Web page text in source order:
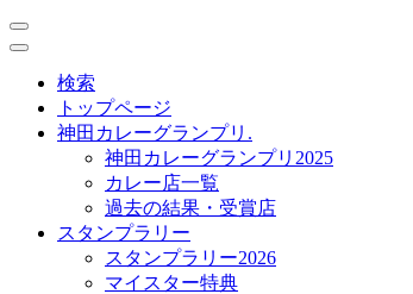
toggle
navigation
toggle
navigation
検索
トップページ
神田カレーグランプリ.
神田カレーグランプリ2025
カレー店一覧
過去の結果・受賞店
スタンプラリー
スタンプラリー2026
マイスター特典